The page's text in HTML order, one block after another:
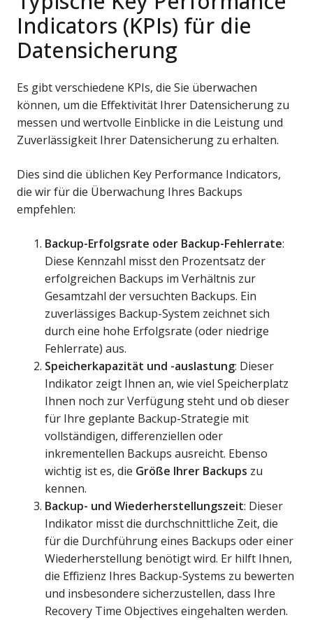
Indicators (KPIs) für die
Datensicherung
Es gibt verschiedene KPIs, die Sie überwachen
können, um die Effektivität Ihrer Datensicherung zu
messen und wertvolle Einblicke in die Leistung und
Zuverlässigkeit Ihrer Datensicherung zu erhalten.
Dies sind die üblichen Key Performance Indicators,
die wir für die Überwachung Ihres Backups
empfehlen:
Backup-Erfolgsrate oder Backup-Fehlerrate:
Diese Kennzahl misst den Prozentsatz der
erfolgreichen Backups im Verhältnis zur
Gesamtzahl der versuchten Backups. Ein
zuverlässiges Backup-System zeichnet sich
durch eine hohe Erfolgsrate (oder niedrige
Fehlerrate) aus.
Speicherkapazität und -auslastung: Dieser
Indikator zeigt Ihnen an, wie viel Speicherplatz
Ihnen noch zur Verfügung steht und ob dieser
für Ihre geplante Backup-Strategie mit
vollständigen, differenziellen oder
inkrementellen Backups ausreicht. Ebenso
wichtig ist es, die Größe Ihrer Backups zu
kennen.
Backup- und Wiederherstellungszeit: Dieser
Indikator misst die durchschnittliche Zeit, die
für die Durchführung eines Backups oder einer
Wiederherstellung benötigt wird. Er hilft Ihnen,
die Effizienz Ihres Backup-Systems zu bewerten
und insbesondere sicherzustellen, dass Ihre
Recovery Time Objectives eingehalten werden.